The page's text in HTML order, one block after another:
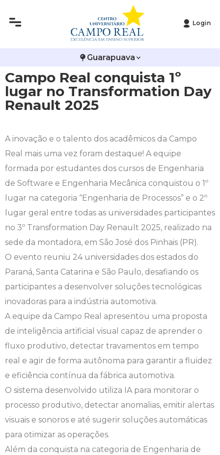
Login
Guarapuava
Campo Real conquista 1º
lugar no Transformation Day
Renault 2025
A inovação e o talento dos acadêmicos da Campo
Real mais uma vez foram destaque! A equipe
formada por estudantes dos cursos de Engenharia
de Software e Engenharia Mecânica conquistou o 1º
lugar na categoria “Engenharia de Processos” e o 2º
lugar geral entre todas as universidades participantes
no 3º Transformation Day Renault 2025, realizado na
sede da montadora, em São José dos Pinhais (PR).
O evento reuniu 24 universidades dos estados do
Paraná, Santa Catarina e São Paulo, desafiando os
participantes a desenvolver soluções tecnológicas
inovadoras para a indústria automotiva.
A equipe da Campo Real apresentou uma proposta
de inteligência artificial visual capaz de aprender o
fluxo produtivo, detectar travamentos em tempo
real e agir de forma autônoma para garantir a fluidez
e eficiência contínua da fábrica automotiva.
O sistema desenvolvido utiliza IA para monitorar o
processo produtivo, detectar anomalias, emitir alertas
visuais e sonoros e até sugerir soluções automáticas
para otimizar as operações.
Além da conquista na categoria de Engenharia de
Infraestrutura
Editais
Publicações Institucionais
Arquitetura e Urbanismo
Biomedicina
Ciências Contábeis
Direito
Enfermagem
Engenharia Agronômica
Engenharia Civil
Engenharia de Software
Engenharia Mecânica
Farmácia
Medicina
Medicina Veterinária
Nutrição
Odontologia
Vestibular de Inverno
Vestibular de Medicina
2ª Via de Boleto
Atestado de Matrícula
Atividades Complementares e Sociais
Biblioteca
Calendário Acadêmico
Calendário de Provas
Carteirinha de Estudante
Central de Estágios - TCC
Ensalamento
Manual do Acadêmico
Manual de Formatura
Minha Biblioteca
Núcleo de Apoio Psicopedagógico
Ouvidoria
Plano de Ensino
Avalie a Campo Real
Bolsas e Incentivos
CPA
COLAP
Comissão de Ética no Uso de Animais
Comitê de Ética em Pesquisa
Diploma Digital
Educação em Direitos Humanos
Editais
Infocampo
Intercampo
NAPP e NAPC
Portal do Egresso
Portal do RH
Programa de Monitoria